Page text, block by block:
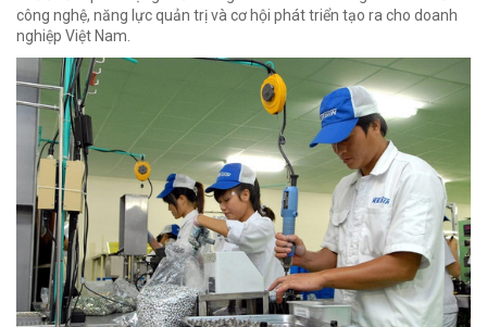
công nghệ, năng lực quản trị và cơ hội phát triển tạo ra cho doanh
nghiệp Việt Nam.